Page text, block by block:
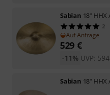
Sabian 18" HHX
2
Auf Anfrage
529 €
UVP:
-11%
Sabian 18" HHX